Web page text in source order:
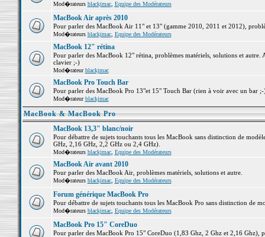
Mod�rateurs blackjmac, Equipe des Modérateurs
MacBook Air après 2010
Pour parler des MacBook Air 11" et 13" (gamme 2010, 2011 et 2012),
Mod�rateurs blackjmac, Equipe des Modérateurs
MacBook 12" rétina
Pour parler des MacBook 12" rétina, problèmes matériels, solutions et
clavier ;-)
Mod�rateurblackjmac
MacBook Pro Touch Bar
Pour parler des MacBook Pro 13"et 15" Touch Bar (rien à voir avec un bar
Mod�rateurblackjmac
MacBook & MacBook Pro
MacBook 13,3" blanc/noir
Pour débattre de sujets touchants tous les MacBook sans distinction de
GHz, 2,16 GHz, 2,2 GHz ou 2,4 GHz).
Mod�rateurs blackjmac, Equipe des Modérateurs
MacBook Air avant 2010
Pour parler des MacBook Air, problèmes matériels, solutions et autre.
Mod�rateurs blackjmac, Equipe des Modérateurs
Forum générique MacBook Pro
Pour débattre de sujets touchants tous les MacBook Pro sans distinction de
Mod�rateurs blackjmac, Equipe des Modérateurs
MacBook Pro 15" CoreDuo
Pour parler des MacBook Pro 15" CoreDuo (1,83 Ghz, 2 Ghz et 2,16 Ghz),